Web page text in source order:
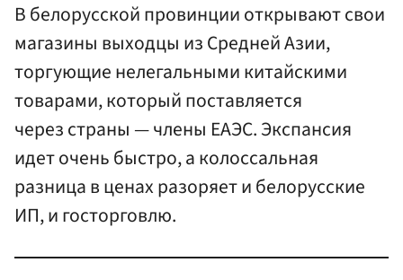
В белорусской провинции открывают свои
магазины выходцы из Средней Азии,
торгующие нелегальными китайскими
товарами, который поставляется
через страны — члены ЕАЭС. Экспансия
идет очень быстро, а колоссальная
разница в ценах разоряет и белорусские
ИП, и госторговлю.